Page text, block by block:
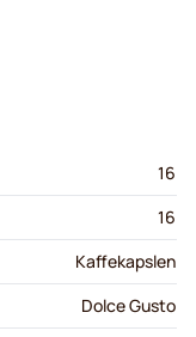
16
16
Kaffekapslen
Dolce Gusto